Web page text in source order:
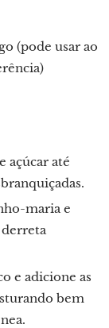
(pode usar ao
açúcar até
maria e
e adicione as
bem